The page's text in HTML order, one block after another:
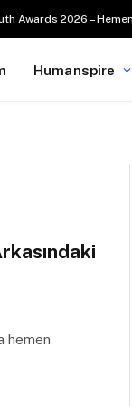
Awards 2026 –
Humanspire
hemen